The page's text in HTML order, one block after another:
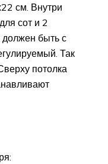
см. Внутри
сот и 2
должен быть с
Так
потолка